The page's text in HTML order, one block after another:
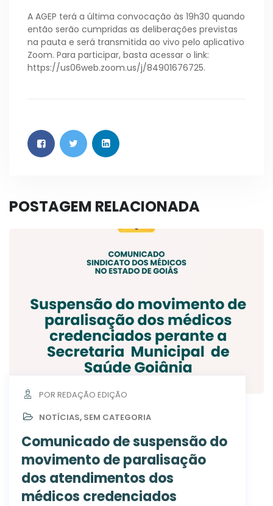
A AGEP terá a última convocação às 19h30 quando
então serão cumpridas as deliberações previstas
na pauta e será transmitida ao vivo pelo aplicativo
Zoom. Para participar, basta acessar o link:
https://us06web.zoom.us/j/84901676725.
POSTAGEM RELACIONADA
POR REDAÇÃO EDIÇÃO
NOTÍCIAS, SEM CATEGORIA
Comunicado de suspensão do
movimento de paralisação
dos atendimentos dos
médicos credenciados